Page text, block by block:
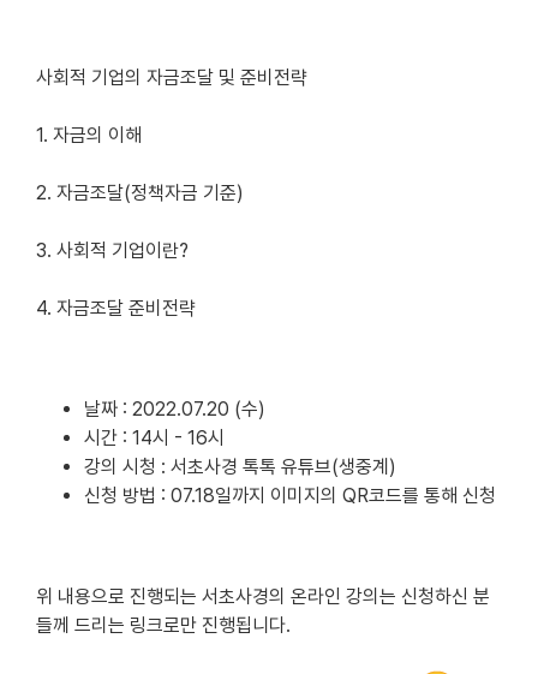
사회적 기업의 자금조달 및 준비전략
1. 자금의 이해
2. 자금조달(정책자금 기준)
3. 사회적 기업이란?
4. 자금조달 준비전략
날짜 : 2022.07.20 (수)
시간 : 14시 - 16시
강의 시청 : 서초사경 톡톡 유튜브(생중계)
신청 방법 : 07.18일까지 이미지의 QR코드를 통해 신청
위 내용으로 진행되는 서초사경의 온라인 강의는 신청하신 분
들께 드리는 링크로만 진행됩니다.